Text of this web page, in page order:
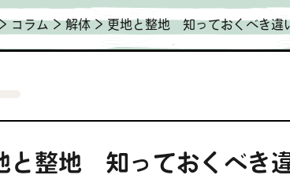
>コラム>解体>更地と整地 知っておくべき違
と整地 知っておくべき